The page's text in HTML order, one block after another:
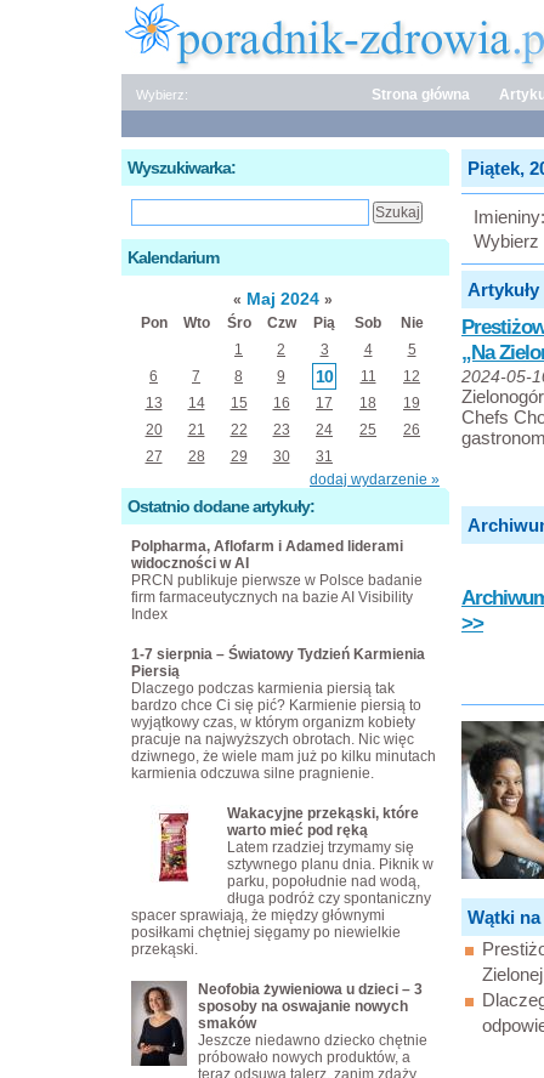
Wybierz: Strona główna
Piątek,
Wybierz
„Na
2024-05-
Chefs
>>
Wątki
Wyszukiwarka:
Kalendarium
« Maj 2024 »
Pon
Wto Śro Czw Pią Sob
Nie
1
2 3 4
5
6
7 8 9 10 11
12
13
14 15 16 17 18
19
20
21 22 23 24 25
26
27
28 29 30
31
dodaj wydarzenie »
Ostatnio dodane artykuły:
Polpharma, Aflofarm i Adamed liderami
widoczności w AI
PRCN publikuje pierwsze w Polsce badanie
firm farmaceutycznych na bazie AI Visibility
Index
1-7 sierpnia – Światowy Tydzień Karmienia
Piersią
Dlaczego podczas karmienia piersią tak
bardzo chce Ci się pić? Karmienie piersią to
wyjątkowy czas, w którym organizm kobiety
pracuje na najwyższych obrotach. Nic więc
dziwnego, że wiele mam już po kilku minutach
karmienia odczuwa silne pragnienie.
Wakacyjne przekąski, które
warto mieć pod ręką
Latem rzadziej trzymamy się
sztywnego planu dnia. Piknik w
parku, popołudnie nad wodą,
długa podróż czy spontaniczny
spacer sprawiają, że między głównymi
posiłkami chętniej sięgamy po niewielkie
przekąski.
Neofobia żywieniowa u dzieci – 3
sposoby na oswajanie nowych
smaków
Jeszcze niedawno dziecko chętnie
próbowało nowych produktów, a
teraz odsuwa talerz, zanim zdąży